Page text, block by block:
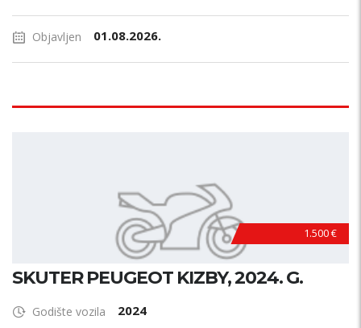
Boja?
Garažiran
Objavljen 01.08.2026.
1.500 €
SKUTER PEUGEOT KIZBY, 2024. G.
Godište vozila 2024